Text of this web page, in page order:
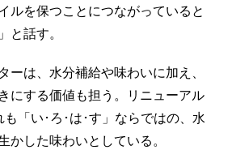
ルを保つことにつながっていると
と話す。
ーは、水分補給や味わいに加え、
にする価値も担う。リニューアル
「い･ろ･は･す」ならではの、水
かした味わいとしている。